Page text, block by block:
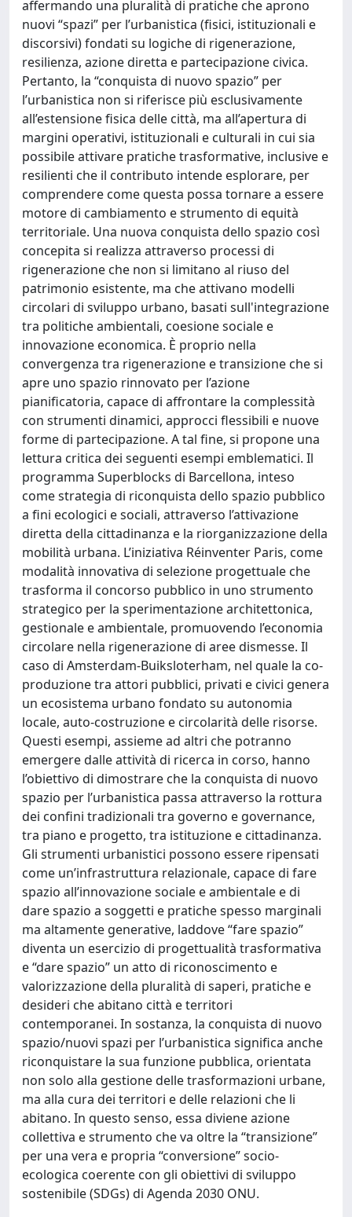
affermando una pluralità di pratiche che aprono
nuovi “spazi” per l’urbanistica (fisici, istituzionali e
discorsivi) fondati su logiche di rigenerazione,
resilienza, azione diretta e partecipazione civica.
Pertanto, la “conquista di nuovo spazio” per
l’urbanistica non si riferisce più esclusivamente
all’estensione fisica delle città, ma all’apertura di
margini operativi, istituzionali e culturali in cui sia
possibile attivare pratiche trasformative, inclusive e
resilienti che il contributo intende esplorare, per
comprendere come questa possa tornare a essere
motore di cambiamento e strumento di equità
territoriale. Una nuova conquista dello spazio così
concepita si realizza attraverso processi di
rigenerazione che non si limitano al riuso del
patrimonio esistente, ma che attivano modelli
circolari di sviluppo urbano, basati sull'integrazione
tra politiche ambientali, coesione sociale e
innovazione economica. È proprio nella
convergenza tra rigenerazione e transizione che si
apre uno spazio rinnovato per l’azione
pianificatoria, capace di affrontare la complessità
con strumenti dinamici, approcci flessibili e nuove
forme di partecipazione. A tal fine, si propone una
lettura critica dei seguenti esempi emblematici. Il
programma Superblocks di Barcellona, inteso
come strategia di riconquista dello spazio pubblico
a fini ecologici e sociali, attraverso l’attivazione
diretta della cittadinanza e la riorganizzazione della
mobilità urbana. L’iniziativa Réinventer Paris, come
modalità innovativa di selezione progettuale che
trasforma il concorso pubblico in uno strumento
strategico per la sperimentazione architettonica,
gestionale e ambientale, promuovendo l’economia
circolare nella rigenerazione di aree dismesse. Il
caso di Amsterdam-Buiksloterham, nel quale la co-
produzione tra attori pubblici, privati e civici genera
un ecosistema urbano fondato su autonomia
locale, auto-costruzione e circolarità delle risorse.
Questi esempi, assieme ad altri che potranno
emergere dalle attività di ricerca in corso, hanno
l’obiettivo di dimostrare che la conquista di nuovo
spazio per l’urbanistica passa attraverso la rottura
dei confini tradizionali tra governo e governance,
tra piano e progetto, tra istituzione e cittadinanza.
Gli strumenti urbanistici possono essere ripensati
come un’infrastruttura relazionale, capace di fare
spazio all’innovazione sociale e ambientale e di
dare spazio a soggetti e pratiche spesso marginali
ma altamente generative, laddove “fare spazio”
diventa un esercizio di progettualità trasformativa
e “dare spazio” un atto di riconoscimento e
valorizzazione della pluralità di saperi, pratiche e
desideri che abitano città e territori
contemporanei. In sostanza, la conquista di nuovo
spazio/nuovi spazi per l’urbanistica significa anche
riconquistare la sua funzione pubblica, orientata
non solo alla gestione delle trasformazioni urbane,
ma alla cura dei territori e delle relazioni che li
abitano. In questo senso, essa diviene azione
collettiva e strumento che va oltre la “transizione”
per una vera e propria “conversione” socio-
ecologica coerente con gli obiettivi di sviluppo
sostenibile (SDGs) di Agenda 2030 ONU.